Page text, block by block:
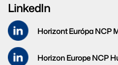
LinkedIn
Horizont Európa NCP
Horizon Europe NCP